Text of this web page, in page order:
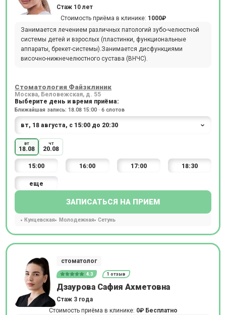
Стаж 10 лет
Стоимость приёма в клинике: 1000₽
Занимается лечением различных патологий зубо-челюстной
системы детей и взрослых (пластинки, функциональные
аппараты, брекет-системы).Занимается дисфункциями
височно-нижнечелюстного сустава (ВНЧС).
Стоматология Файзклиник
Москва, Беловежская, д. 55
Выберите день и время приёма:
Ближайшая запись: 18.08 15:00 · 6 слотов
вт
18.08
чт
20.08
15:00 16:00 17:00 18:30
еще
ЗАПИСАТЬСЯ НА ПРИЕМ
Кунцевская Молодежная Сетунь
стоматолог
4.3 1 отзыв
Дзаурова Сафия Ахметовна
Стаж 3 года
Стоимость приёма в клинике: 0₽ Бесплатно